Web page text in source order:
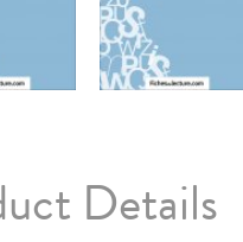
Details